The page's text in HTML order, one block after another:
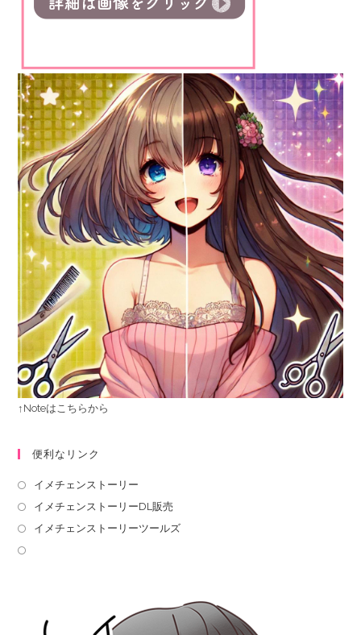
↑Noteはこちらから
便利なリンク
イメチェンストーリー
イメチェンストーリーDL販売
イメチェンストーリーツールズ